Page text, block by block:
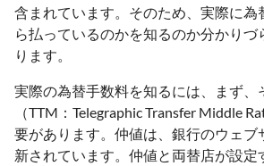
含まれています。そのため、実際に為
ら払っているのかを知るのか分かりづ
ります。
実際の為替手数料を知るには、まず、
（TTM：Telegraphic Transfer Middle
要があります。仲値は、銀行のウェブ
新されています。仲値と両替店が設定